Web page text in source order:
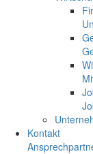
Kontakt